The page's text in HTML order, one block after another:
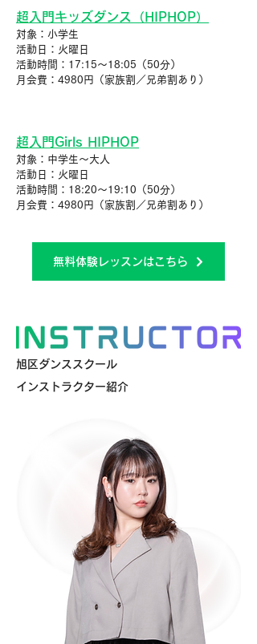
超入門キッズダンス（HIPHOP）
対象：小学生
活動日：火曜日
活動時間：17:15〜18:05（50分）
月会費：4980円（家族割／兄弟割あり）
超入門Girls HIPHOP
対象：中学生～大人
活動日：火曜日
活動時間：18:20〜19:10（50分）
月会費：4980円（家族割／兄弟割あり）
無料体験レッスンはこちら
旭区ダンススクール
インストラクター紹介